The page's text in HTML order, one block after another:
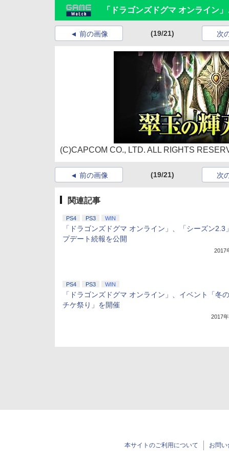
「ドラゴンズドグマ オンライン
前の画像 (19/21) 次
(C)CAPCOM CO., LTD. ALL RIGHTS
前の画像 (19/21) 次
関連記事
PS4 PS3 WIN
「ドラゴンズドグマ オンライン」、「シーズン2.3
プデート続報を公開
2017
PS4 PS3 WIN
「ドラゴンズドグマ オンライン」、イベント「冬
チケ祭り」を開催
2017
本サイトのご利用について お問